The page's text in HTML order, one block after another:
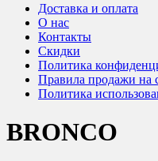
Доставка и оплата
О нас
Контакты
Скидки
Политика
Правила продажи на
Политика
BRONCO